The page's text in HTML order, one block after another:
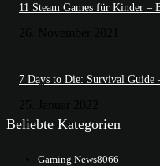
11 Steam Games für Kinder –
7 Days to Die: Survival
Beliebte Kategorien
Gaming News8066